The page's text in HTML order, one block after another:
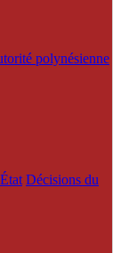
polynésienne
Décisions du